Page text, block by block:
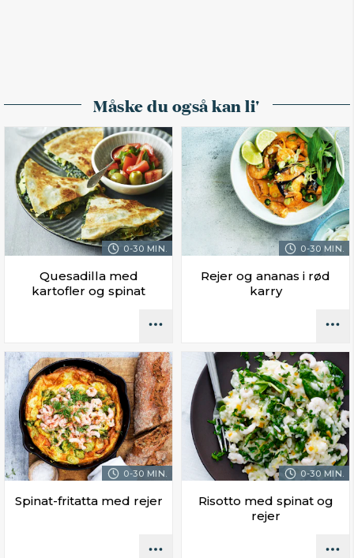
Måske du også kan li'
0-30 MIN.
Quesadilla med
kartofler og spinat
0-30 MIN.
Rejer og ananas i rød
karry
0-30 MIN.
Spinat-fritatta med rejer
0-30 MIN.
Risotto med spinat og
rejer